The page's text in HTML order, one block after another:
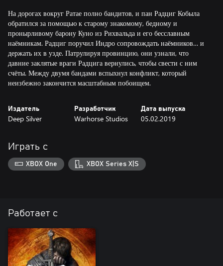
На дорогах вокруг Ратае полно бандитов, и пан Радциг Кобыла
обратился за помощью к старому знакомому, бедному и
пронырливому барону Куно из Рихвальда и его бесславным
наёмникам. Радциг поручил Индро сопровождать наёмников… и
держать их в узде. Патрулируя провинцию, они узнали, что
давние заклятые враги Радцига вернулись, чтобы свести с ним
счёты. Между двумя бандами вспыхнул конфликт, который
неизбежно закончится масштабным побоищем.
Издатель
Deep Silver
Разработчик
Warhorse Studios
Дата выпуска
05.02.2019
Играть с
XBOX One XBOX Series X|S
Работает с